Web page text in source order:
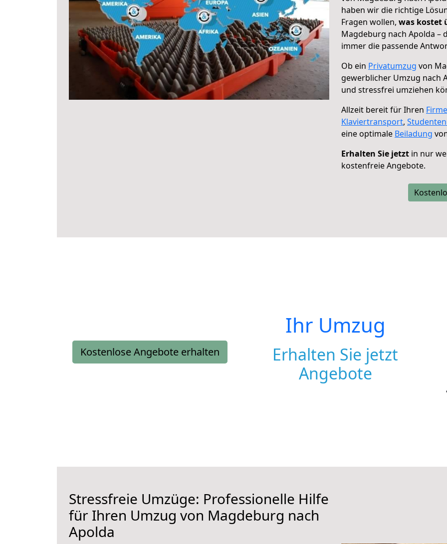
haben wir die richtige
Fragen wollen, was kostet
Magdeburg nach Apolda –
immer die passende
Ob ein Privatumzug von
gewerblicher Umzug nach
und stressfrei umziehen
Allzeit bereit für Ihren
Klaviertransport,
eine optimale Beiladung
Erhalten Sie jetzt in nur
kostenfreie Angebote.
Kostenlose Angebote erhalten
Ihr Umzug
Erhalten Sie jetzt
Angebote
Stressfreie Umzüge: Professionelle Hilfe
für Ihren Umzug von Magdeburg nach
Apolda